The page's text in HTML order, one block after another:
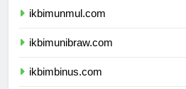
ikbimunmul.com
ikbimunibraw.com
ikbimbinus.com